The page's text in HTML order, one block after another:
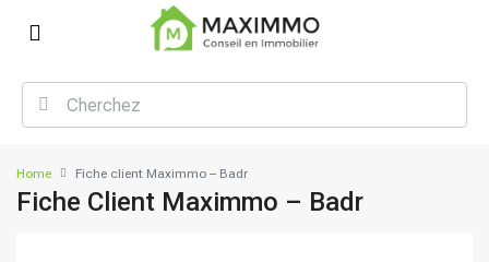
Home Fiche client Maximmo – Badr
Fiche Client Maximmo – Badr